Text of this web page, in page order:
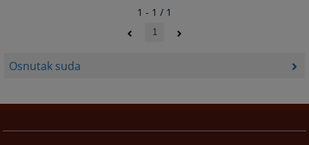
Osnutak suda
1 - 1 / 1
1